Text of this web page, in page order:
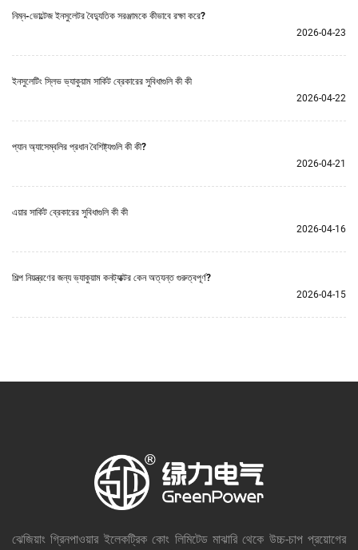
নিম্ন-ভোল্টেজ ইনসুলেটর বৈদ্যুতিক সরঞ্জামকে কীভাবে রক্ষা করে?
2026-04-23
ইনসুলেটিং স্লিভ ভ্যাকুয়াম সার্কিট ব্রেকারের সুবিধাগুলি কী কী
2026-04-22
প্যান অ্যাসেম্বলির প্রধান বৈশিষ্ট্যগুলি কী কী?
2026-04-21
এয়ার সার্কিট ব্রেকারের সুবিধাগুলি কী কী
2026-04-16
শিল্প নিয়ন্ত্রণের জন্য ভ্যাকুয়াম কনট্যাক্টর কেন অত্যন্ত গুরুত্বপূর্ণ?
2026-04-15
ঝেজিয়াং গ্রিনপাওয়ার ইলেকট্রিক কোং লিমিটেড মাঝারি থেকে উচ্চ-চাপ প্রয়োগের